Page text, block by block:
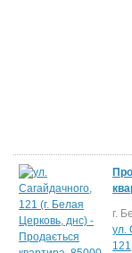
г.
ул.
121